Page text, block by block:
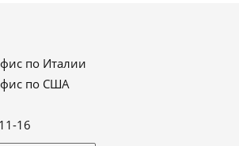
по Италии
по США
16